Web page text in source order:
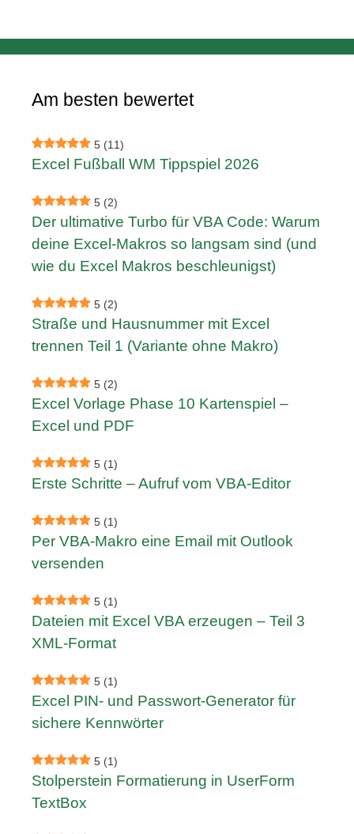
Am besten bewertet
5 (11)
Excel Fußball WM Tippspiel 2026
5 (2)
Der ultimative Turbo für VBA Code: Warum
deine Excel-Makros so langsam sind (und
wie du Excel Makros beschleunigst)
5 (2)
Straße und Hausnummer mit Excel
trennen Teil 1 (Variante ohne Makro)
5 (2)
Excel Vorlage Phase 10 Kartenspiel –
Excel und PDF
5 (1)
Erste Schritte – Aufruf vom VBA-Editor
5 (1)
Per VBA-Makro eine Email mit Outlook
versenden
5 (1)
Dateien mit Excel VBA erzeugen – Teil 3
XML-Format
5 (1)
Excel PIN- und Passwort-Generator für
sichere Kennwörter
5 (1)
Stolperstein Formatierung in UserForm
TextBox